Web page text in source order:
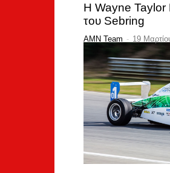
Η Wayne Taylor
του Sebring
AMN Team - 19